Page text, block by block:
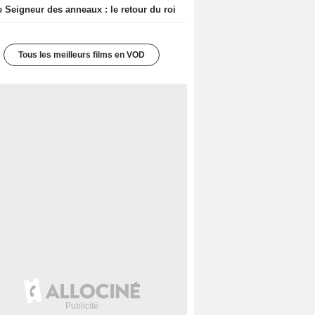
Seigneur des anneaux : le retour du roi
Tous les meilleurs films en VOD